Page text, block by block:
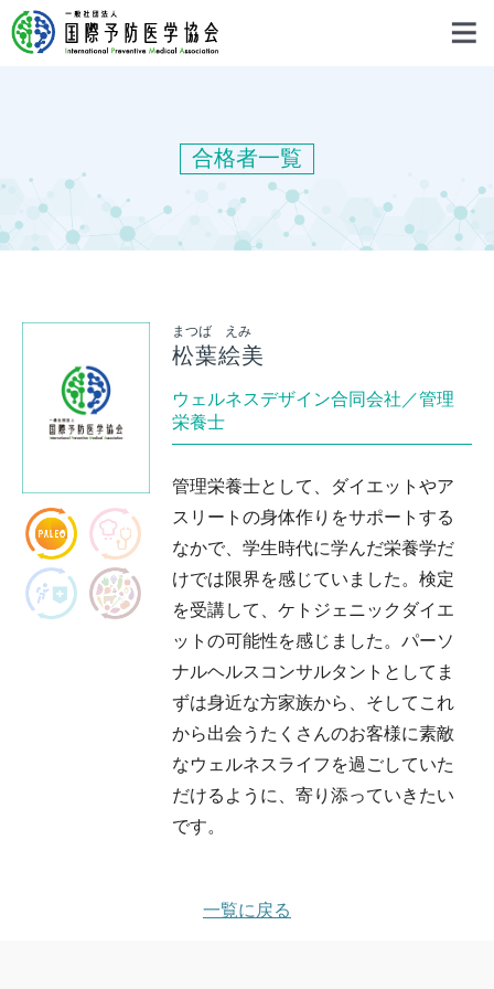
合格者一覧
まつば えみ
松葉絵美
ウェルネスデザイン合同会社／管理
栄養士
管理栄養士として、ダイエットやア
スリートの身体作りをサポートする
なかで、学生時代に学んだ栄養学だ
けでは限界を感じていました。検定
を受講して、ケトジェニックダイエ
ットの可能性を感じました。パーソ
ナルヘルスコンサルタントとしてま
ずは身近な方家族から、そしてこれ
から出会うたくさんのお客様に素敵
なウェルネスライフを過ごしていた
だけるように、寄り添っていきたい
です。
一覧に戻る